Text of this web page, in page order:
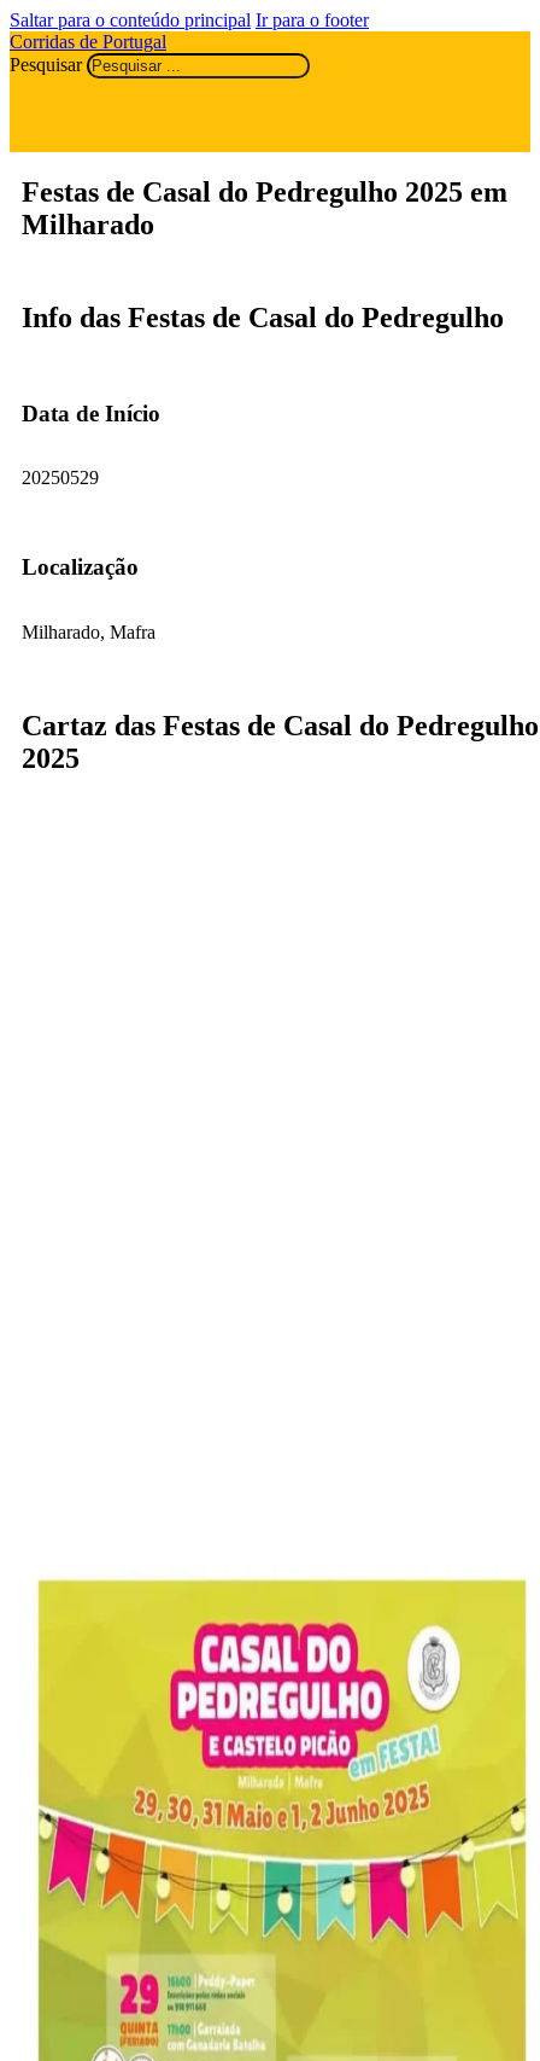
Saltar para o conteúdo principal Ir para o footer
Corridas de Portugal
Pesquisar
Festas de Casal do Pedregulho 2025 em
Milharado
Info das Festas de Casal do Pedregulho
Data de Início
20250529
Localização
Milharado, Mafra
Cartaz das Festas de Casal do Pedregulho
2025